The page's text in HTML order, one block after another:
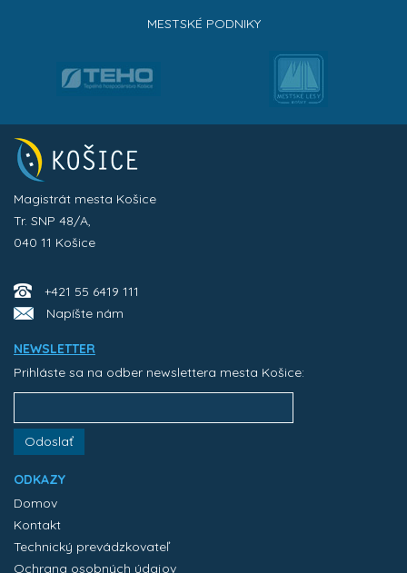
MESTSKÉ PODNIKY
Magistrát mesta Košice
Tr. SNP 48/A,
040 11 Košice
+421 55 6419 111
Napíšte nám
NEWSLETTER
Prihláste sa na odber newslettera mesta Košice:
Odoslať
ODKAZY
Domov
Kontakt
Technický prevádzkovateľ
Ochrana osobných údajov